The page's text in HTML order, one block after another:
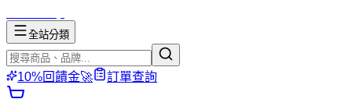
全站分類
10%回饋金🚀 訂單查詢